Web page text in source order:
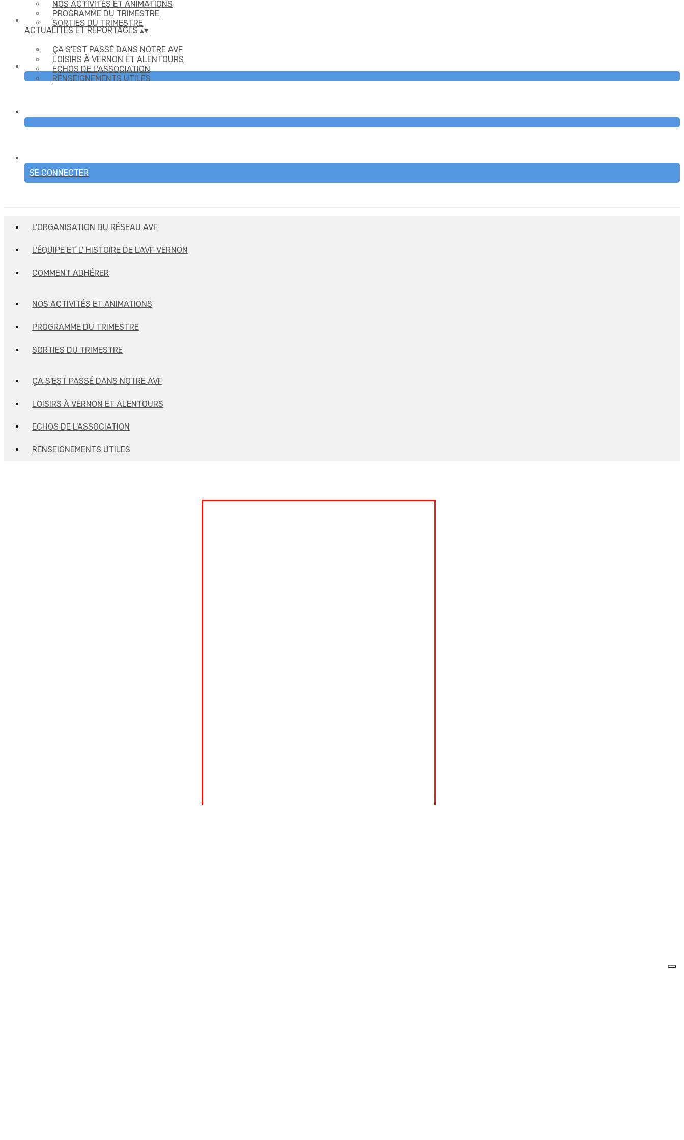
NOS ACTIVITÉS ET ANIMATIONS
PROGRAMME DU TRIMESTRE
SORTIES DU TRIMESTRE
ACTUALITÉS ET REPORTAGES▴▾
ÇA S'EST PASSÉ DANS NOTRE AVF
LOISIRS À VERNON ET ALENTOURS
ECHOS DE L'ASSOCIATION
RENSEIGNEMENTS UTILES
SE CONNECTER
L'ORGANISATION DU RÉSEAU AVF
L'ÉQUIPE ET L' HISTOIRE DE L'AVF VERNON
COMMENT ADHÉRER
NOS ACTIVITÉS ET ANIMATIONS
PROGRAMME DU TRIMESTRE
SORTIES DU TRIMESTRE
ÇA S'EST PASSÉ DANS NOTRE AVF
LOISIRS À VERNON ET ALENTOURS
ECHOS DE L'ASSOCIATION
RENSEIGNEMENTS UTILES